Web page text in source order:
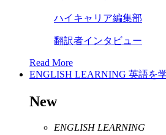
ハイキャリア編集部
翻訳者インタビュー
Read More
ENGLISH LEARNING 英語を
New
ENGLISH LEARNING